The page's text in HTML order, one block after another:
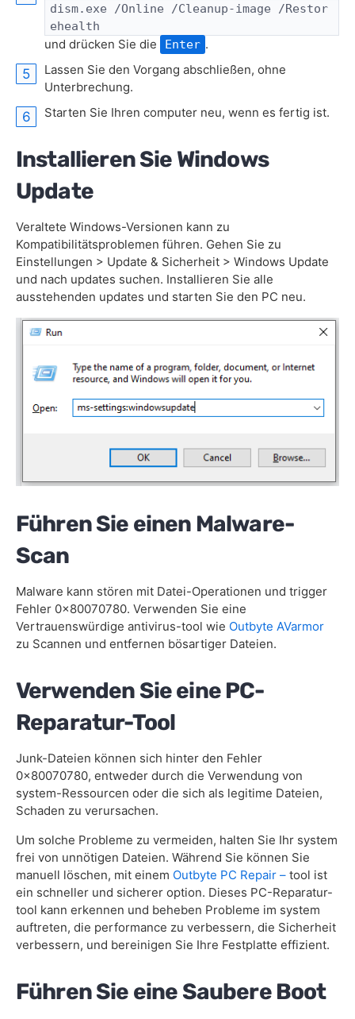
dism.exe /Online /Cleanup-image /Restor
ehealth
und drücken Sie die Enter .
Lassen Sie den Vorgang abschließen, ohne
Unterbrechung.
Starten Sie Ihren computer neu, wenn es fertig ist.
Installieren Sie Windows
Update
Veraltete Windows-Versionen kann zu
Kompatibilitätsproblemen führen. Gehen Sie zu
Einstellungen > Update & Sicherheit > Windows Update
und nach updates suchen. Installieren Sie alle
ausstehenden updates und starten Sie den PC neu.
Führen Sie einen Malware-
Scan
Malware kann stören mit Datei-Operationen und trigger
Fehler 0x80070780. Verwenden Sie eine
Vertrauenswürdige antivirus-tool wie Outbyte AVarmor
zu Scannen und entfernen bösartiger Dateien.
Verwenden Sie eine PC-
Reparatur-Tool
Junk-Dateien können sich hinter den Fehler
0x80070780, entweder durch die Verwendung von
system-Ressourcen oder die sich als legitime Dateien,
Schaden zu verursachen.
Um solche Probleme zu vermeiden, halten Sie Ihr system
frei von unnötigen Dateien. Während Sie können Sie
manuell löschen, mit einem Outbyte PC Repair – tool ist
ein schneller und sicherer option. Dieses PC-Reparatur-
tool kann erkennen und beheben Probleme im system
auftreten, die performance zu verbessern, die Sicherheit
verbessern, und bereinigen Sie Ihre Festplatte effizient.
Führen Sie eine Saubere Boot